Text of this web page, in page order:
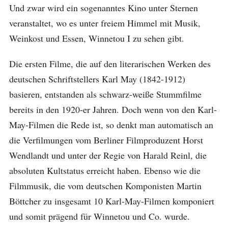
Und zwar wird ein sogenanntes Kino unter Sternen
veranstaltet, wo es unter freiem Himmel mit Musik,
Weinkost und Essen, Winnetou I zu sehen gibt.
Die ersten Filme, die auf den literarischen Werken des
deutschen Schriftstellers Karl May (1842-1912)
basieren, entstanden als schwarz-weiße Stummfilme
bereits in den 1920-er Jahren. Doch wenn von den Karl-
May-Filmen die Rede ist, so denkt man automatisch an
die Verfilmungen vom Berliner Filmproduzent Horst
Wendlandt und unter der Regie von Harald Reinl, die
absoluten Kultstatus erreicht haben. Ebenso wie die
Filmmusik, die vom deutschen Komponisten Martin
Böttcher zu insgesamt 10 Karl-May-Filmen komponiert
und somit prägend für Winnetou und Co. wurde.